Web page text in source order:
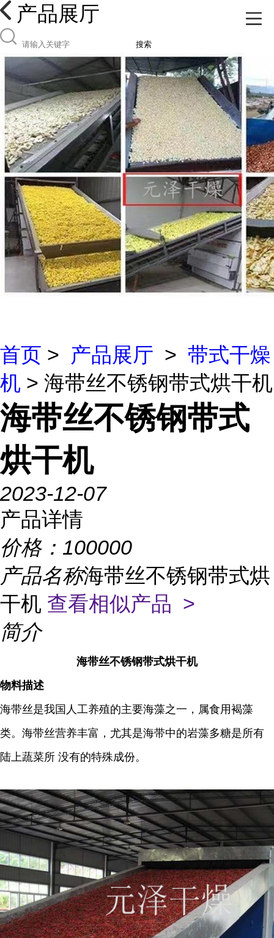
产品展厅
搜索
首页 > 产品展厅 > 带式干燥
机 > 海带丝不锈钢带式烘干机
海带丝不锈钢带式
烘干机
2023-12-07
产品详情
价格： 100000
产品名称海带丝不锈钢带式烘
干机 查看相似产品 >
简介
海带丝不锈钢带式烘干机
物料描述
海带丝是我国人工养殖的主要海藻之一，属食用褐藻
类。海带丝营养丰富，尤其是海带中的岩藻多糖是所有
陆上蔬菜所 没有的特殊成份。